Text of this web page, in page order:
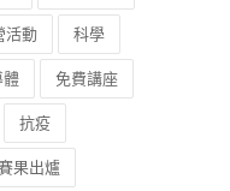
活動 科學
體 免費講座
抗疫
果出爐